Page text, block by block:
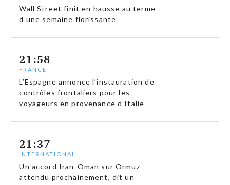
Wall Street finit en hausse au terme
d’une semaine florissante
21:58
FRANCE
L’Espagne annonce l’instauration de
contrôles frontaliers pour les
voyageurs en provenance d’Italie
21:37
INTERNATIONAL
Un accord Iran-Oman sur Ormuz
attendu prochainement, dit un